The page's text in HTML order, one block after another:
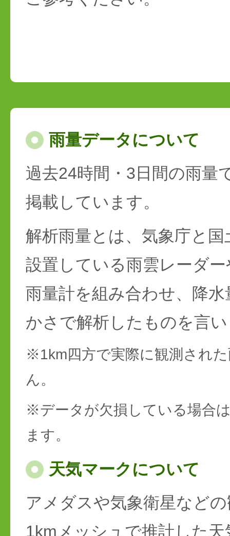
雨量データについて
過去24時間・3日間の雨量
掲載しています。
解析雨量とは、気象庁と
設置している雨雲レーダ
雨量計を組み合わせ、降
かさで解析したものを言
※1km四方で実際に観測され
ん。
※データが欠損している場合
ます。
天気マークについて
アメダスや気象衛星など
1kmメッシュで推計した